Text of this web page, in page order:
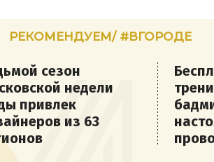
РЕКОМЕНДУЕМ/ #ВГОРОДЕ
сезон
недели
привлек
из 63